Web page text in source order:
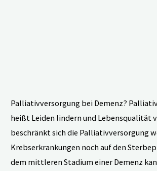
Palliativversorgung bei Demenz?
heißt Leiden lindern und Lebensqualität
beschränkt sich die Palliativversorgung
Krebserkrankungen noch auf den
dem mittleren Stadium einer Demenz